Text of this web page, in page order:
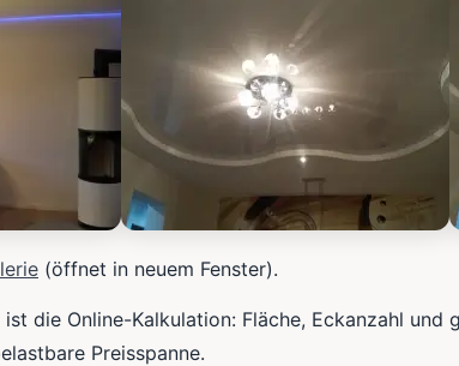
(öffnet in neuem Fenster).
die Online-Kalkulation: Fläche, Eckanzahl und
Preisspanne.